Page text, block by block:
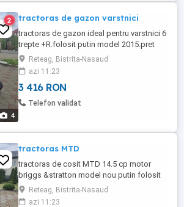
4
2 tractoras de gazon varstnici
tractoras de gazon ideal pentru varstnici 6
trepte +R.folosit putin model 2015.pret
euro transport la intelegere
Reteag, Bistrita-Nasaud
azi 11:23
3 416 RON
Telefon validat
tractoras MTD
tractoras de cosit MTD 14.5 cp motor
briggs &stratton model nou putin folosit
pret euro neg transport contra cost.
Reteag, Bistrita-Nasaud
azi 11:23